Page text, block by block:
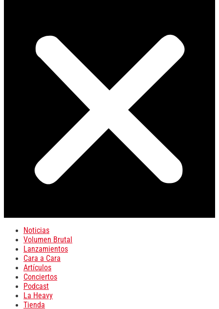
Noticias
Volumen Brutal
Lanzamientos
Cara a Cara
Artículos
Conciertos
Podcast
La Heavy
Tienda